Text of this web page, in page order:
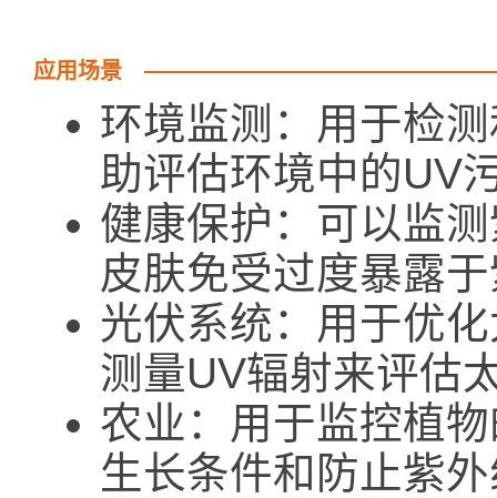
应用场景
环境监测：用于检
助评估环境中的UV
健康保护：可以监
皮肤免受过度暴露
光伏系统：用于优
测量UV辐射来评估
农业：用于监控植
生长条件和防止紫